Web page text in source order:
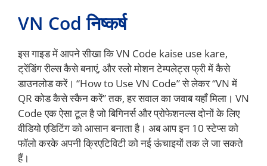
VN Cod निष्कर्ष
इस गाइड में आपने सीखा कि VN Code kaise use kare,
ट्रेंडिंग रील्स कैसे बनाएं, और स्लो मोशन टेम्पलेट्स फ्री में कैसे
डाउनलोड करें। “How to Use VN Code” से लेकर “VN में
QR कोड कैसे स्कैन करें” तक, हर सवाल का जवाब यहाँ मिला। VN
Code एक ऐसा टूल है जो बिगिनर्स और प्रोफेशनल्स दोनों के लिए
वीडियो एडिटिंग को आसान बनाता है। अब आप इन 10 स्टेप्स को
फॉलो करके अपनी क्रिएटिविटी को नई ऊंचाइयों तक ले जा सकते
हैं।